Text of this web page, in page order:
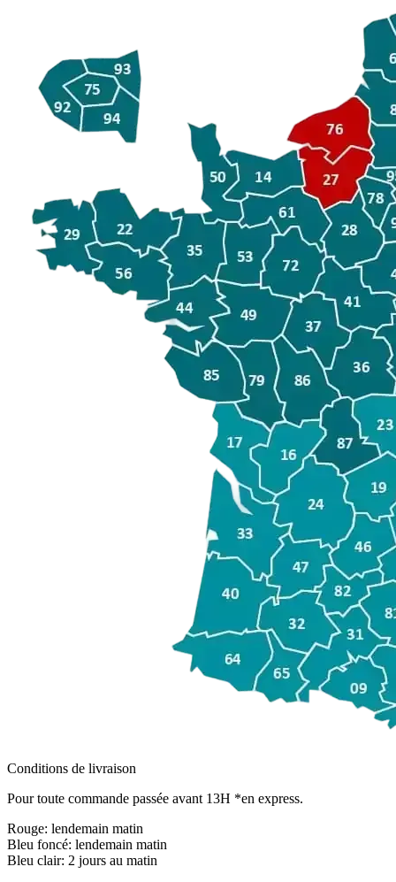
Conditions de livraison
Pour toute commande passée avant 13H *en express.
Rouge: lendemain matin
Bleu foncé: lendemain matin
Bleu clair: 2 jours au matin